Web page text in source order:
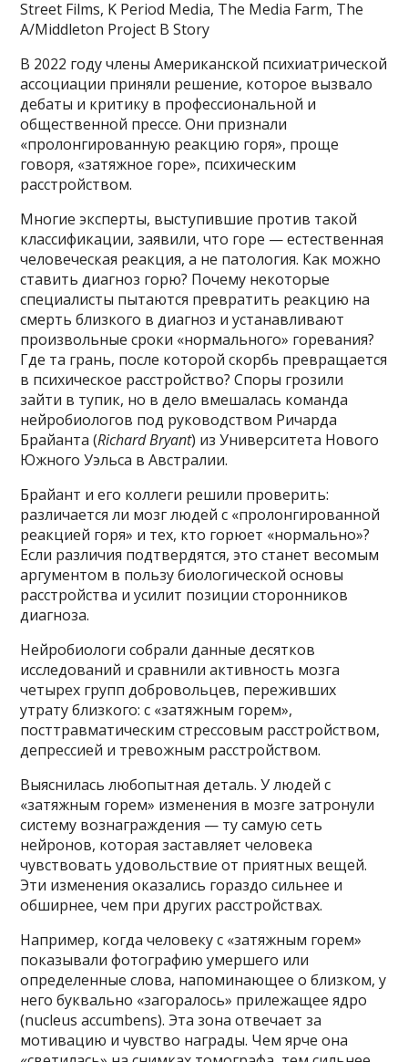
Street Films, K Period Media, The Media Farm, The
A/Middleton Project B Story
В 2022 году члены Американской психиатрической
ассоциации приняли решение, которое вызвало
дебаты и критику в профессиональной и
общественной прессе. Они признали
«пролонгированную реакцию горя», проще
говоря, «затяжное горе», психическим
расстройством.
Многие эксперты, выступившие против такой
классификации, заявили, что горе — естественная
человеческая реакция, а не патология. Как можно
ставить диагноз горю? Почему некоторые
специалисты пытаются превратить реакцию на
смерть близкого в диагноз и устанавливают
произвольные сроки «нормального» горевания?
Где та грань, после которой скорбь превращается
в психическое расстройство? Споры грозили
зайти в тупик, но в дело вмешалась команда
нейробиологов под руководством Ричарда
Брайанта (Richard Bryant) из Университета Нового
Южного Уэльса в Австралии.
Брайант и его коллеги решили проверить:
различается ли мозг людей с «пролонгированной
реакцией горя» и тех, кто горюет «нормально»?
Если различия подтвердятся, это станет весомым
аргументом в пользу биологической основы
расстройства и усилит позиции сторонников
диагноза.
Нейробиологи собрали данные десятков
исследований и сравнили активность мозга
четырех групп добровольцев, переживших
утрату близкого: с «затяжным горем»,
посттравматическим стрессовым расстройством,
депрессией и тревожным расстройством.
Выяснилась любопытная деталь. У людей с
«затяжным горем» изменения в мозге затронули
систему вознаграждения — ту самую сеть
нейронов, которая заставляет человека
чувствовать удовольствие от приятных вещей.
Эти изменения оказались гораздо сильнее и
обширнее, чем при других расстройствах.
Например, когда человеку с «затяжным горем»
показывали фотографию умершего или
определенные слова, напоминающее о близком, у
него буквально «загоралось» прилежащее ядро
(nucleus accumbens). Эта зона отвечает за
мотивацию и чувство награды. Чем ярче она